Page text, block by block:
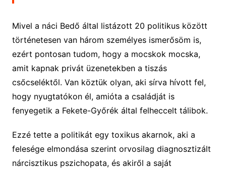
Mivel a náci Bedő által listázott 20 politikus között
történetesen van három személyes ismerősöm is,
ezért pontosan tudom, hogy a mocskok mocska,
amit kapnak privát üzenetekben a tiszás
csőcseléktől. Van köztük olyan, aki sírva hívott fel,
hogy nyugtatókon él, amióta a családját is
fenyegetik a Fekete-Győrék által felheccelt tálibok.
Ezzé tette a politikát egy toxikus akarnok, aki a
felesége elmondása szerint orvosilag diagnosztizált
nárcisztikus pszichopata, és akiről a saját